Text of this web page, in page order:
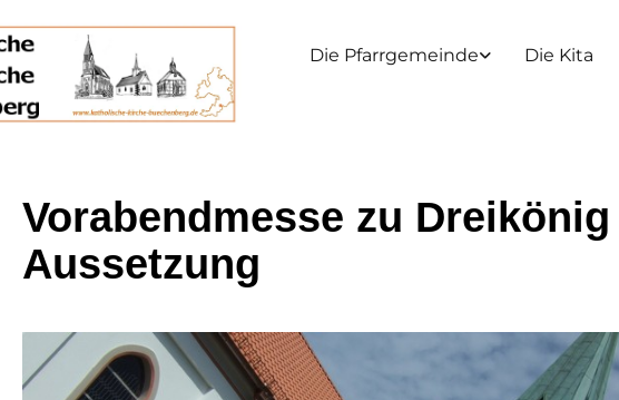
Die Pfarrgemeinde Die Kita
Vorabendmesse zu
Aussetzung